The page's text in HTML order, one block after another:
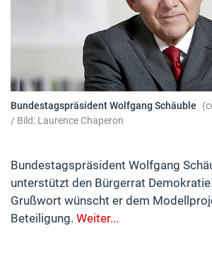
Bundestagspräsident Wolfgang Schäuble
/ Bild: Laurence Chaperon
Bundestagspräsident Wolfgang
unterstützt den Bürgerrat
Grußwort wünscht er dem
Beteiligung. Weiter...